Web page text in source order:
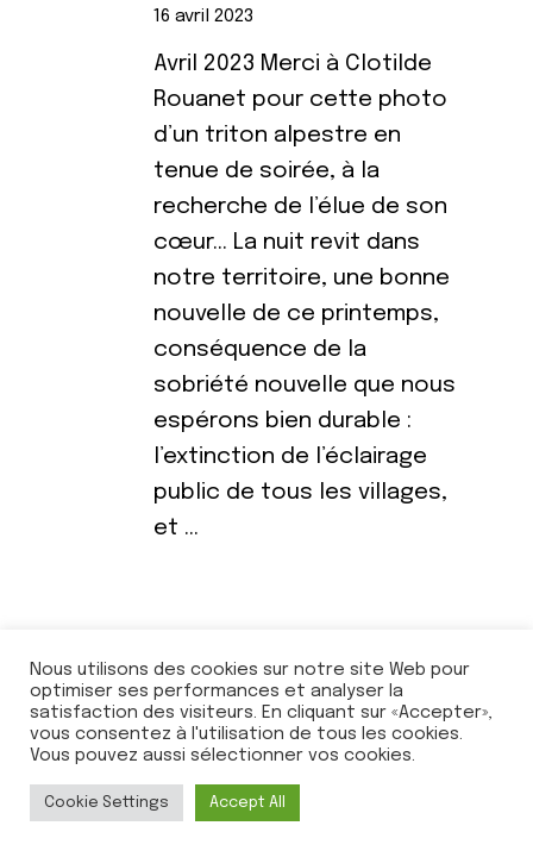
16 avril 2023
Avril 2023 Merci à Clotilde
Rouanet pour cette photo
d’un triton alpestre en
tenue de soirée, à la
recherche de l’élue de son
cœur… La nuit revit dans
notre territoire, une bonne
nouvelle de ce printemps,
conséquence de la
sobriété nouvelle que nous
espérons bien durable :
l’extinction de l’éclairage
public de tous les villages,
et …
Vert de mars à juin 2023
par Ruban Vert
18 mars 2023
Voici les prochains rendez-
Nous utilisons des cookies sur notre site Web pour
optimiser ses performances et analyser la
satisfaction des visiteurs. En cliquant sur «Accepter»,
vous consentez à l'utilisation de tous les cookies.
Vous pouvez aussi sélectionner vos cookies.
Cookie Settings Accept All